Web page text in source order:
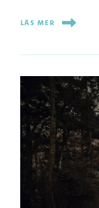
LÄS MER